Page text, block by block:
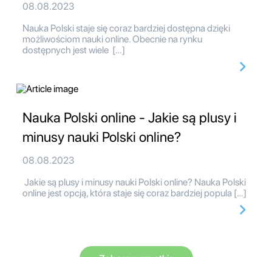
08.08.2023
Nauka Polski staje się coraz bardziej dostępna dzięki
możliwościom nauki online. Obecnie na rynku
dostępnych jest wiele […]
Nauka Polski online - Jakie są plusy i
minusy nauki Polski online?
08.08.2023
Jakie są plusy i minusy nauki Polski online? Nauka Polski
online jest opcją, która staje się coraz bardziej popula […]